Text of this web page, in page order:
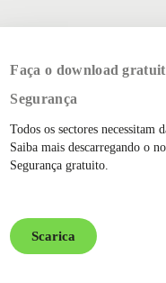
Faça o download
Segurança
Todos os sectores necessitam
Saiba mais descarregando o
Segurança gratuito.
Scarica